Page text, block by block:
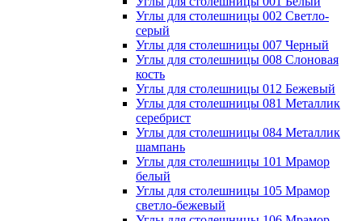
Углы для столешницы 002 Светло-
серый
Углы для столешницы 007 Черный
Углы для столешницы 008 Слоновая
кость
Углы для столешницы 012 Бежевый
Углы для столешницы 081 Металлик
серебрист
Углы для столешницы 084 Металлик
шампань
Углы для столешницы 101 Мрамор
белый
Углы для столешницы 105 Мрамор
светло-бежевый